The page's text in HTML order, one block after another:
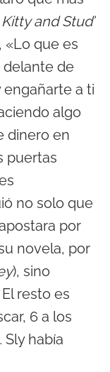
and Stud’
«Lo que es
delante de
engañarte a ti
algo
dinero en
puertas
no solo que
por
novela, por
), sino
resto es
6 a los
Sly había